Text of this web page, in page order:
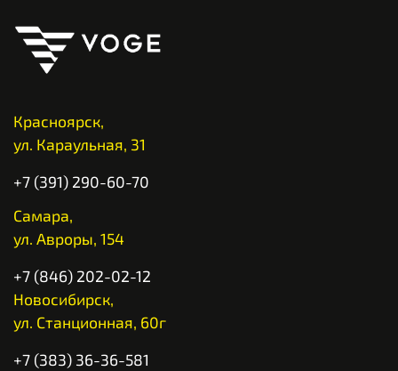
Красноярск,
ул. Караульная, 31
+7 (391) 290-60-70
Самара,
ул. Авроры, 154
+7 (846) 202-02-12
Новосибирск,
ул. Станционная, 60г
+7 (383) 36-36-581